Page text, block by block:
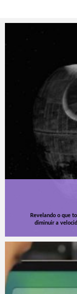
Revelando o que
diminuir a